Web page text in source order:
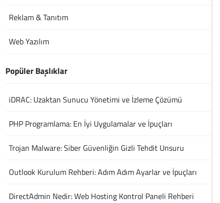
Reklam & Tanıtım
Web Yazılım
Popüler Başlıklar
iDRAC: Uzaktan Sunucu Yönetimi ve İzleme Çözümü
PHP Programlama: En İyi Uygulamalar ve İpuçları
Trojan Malware: Siber Güvenliğin Gizli Tehdit Unsuru
Outlook Kurulum Rehberi: Adım Adım Ayarlar ve İpuçları
DirectAdmin Nedir: Web Hosting Kontrol Paneli Rehberi